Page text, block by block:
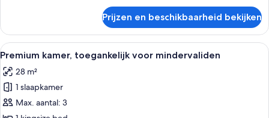
Prijzen en beschikbaarheid bekijken
Alle
foto's
voor
Premium
kamer,
Een moderne hotelkamer met een
7
Premium kamer, toegankelijk voor mindervaliden
28 m²
1 slaapkamer
Max. aantal: 3